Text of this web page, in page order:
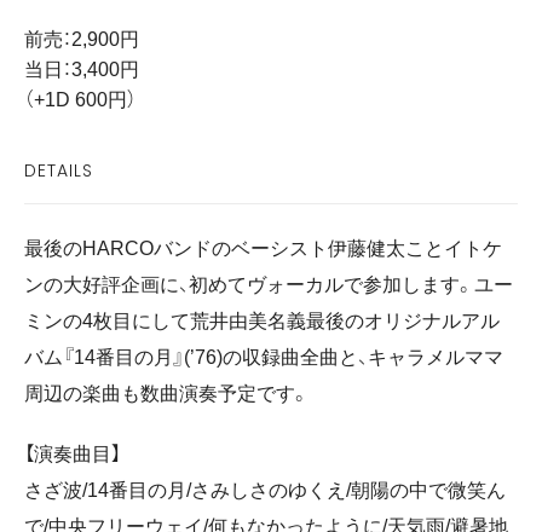
前売：2,900円
当日：3,400円
（+1D 600円）
DETAILS
最後のHARCOバンドのベーシスト伊藤健太ことイトケ
ンの大好評企画に、初めてヴォーカルで参加します。ユー
ミンの4枚目にして荒井由美名義最後のオリジナルアル
バム『14番目の月』(’76)の収録曲全曲と、キャラメルママ
周辺の楽曲も数曲演奏予定です。
【演奏曲目】
さざ波/14番目の月/さみしさのゆくえ/朝陽の中で微笑ん
で/中央フリーウェイ/何もなかったように/天気雨/避暑地